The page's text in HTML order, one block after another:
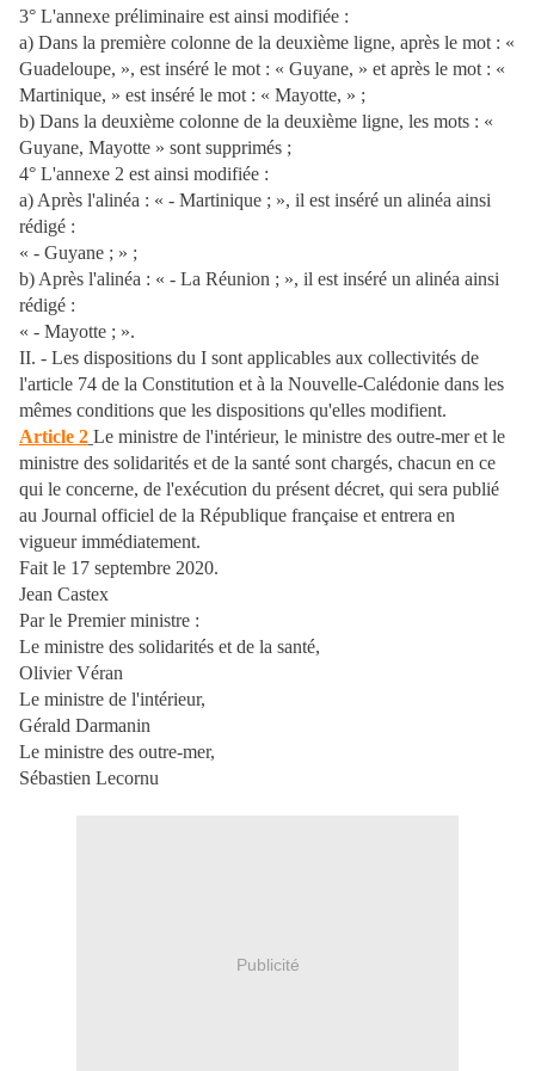
3° L'annexe préliminaire est ainsi modifiée :
a) Dans la première colonne de la deuxième ligne, après le mot : «
Guadeloupe, », est inséré le mot : « Guyane, » et après le mot : «
Martinique, » est inséré le mot : « Mayotte, » ;
b) Dans la deuxième colonne de la deuxième ligne, les mots : «
Guyane, Mayotte » sont supprimés ;
4° L'annexe 2 est ainsi modifiée :
a) Après l'alinéa : « - Martinique ; », il est inséré un alinéa ainsi
rédigé :
« - Guyane ; » ;
b) Après l'alinéa : « - La Réunion ; », il est inséré un alinéa ainsi
rédigé :
« - Mayotte ; ».
II. - Les dispositions du I sont applicables aux collectivités de
l'article 74 de la Constitution et à la Nouvelle-Calédonie dans les
mêmes conditions que les dispositions qu'elles modifient.
Article 2 Le ministre de l'intérieur, le ministre des outre-mer et le
ministre des solidarités et de la santé sont chargés, chacun en ce
qui le concerne, de l'exécution du présent décret, qui sera publié
au Journal officiel de la République française et entrera en
vigueur immédiatement.
Fait le 17 septembre 2020.
Jean Castex
Par le Premier ministre :
Le ministre des solidarités et de la santé,
Olivier Véran
Le ministre de l'intérieur,
Gérald Darmanin
Le ministre des outre-mer,
Sébastien Lecornu
Publicité